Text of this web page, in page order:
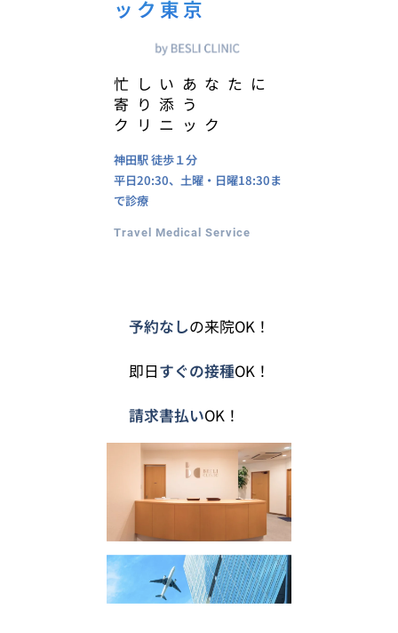
ック東京
忙しいあなたに
寄り添う
クリニック
神田駅徒歩１分
平日20:30、土曜・日曜18:30ま
で診療
Travel Medical Service
予約なしの来院OK！
即日すぐの接種OK！
請求書払いOK！